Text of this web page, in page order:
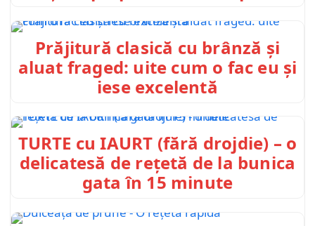
Prăjitură clasică cu brânză și
aluat fraged: uite cum o fac eu și
iese excelentă
TURTE cu IAURT (fără drojdie) – o
delicatesă de rețetă de la bunica
gata în 15 minute